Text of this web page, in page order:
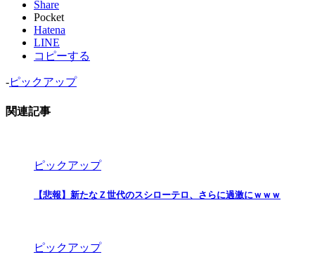
Share
Pocket
Hatena
LINE
コピーする
-ピックアップ
関連記事
ピックアップ
【悲報】新たなＺ世代のスシローテロ、さらに過激にｗｗｗ
ピックアップ